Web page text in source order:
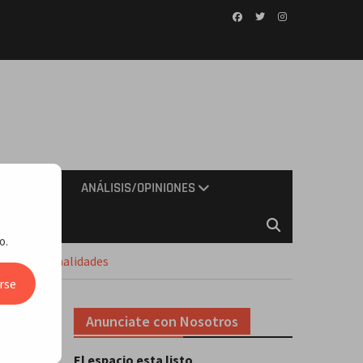
ANÁLISIS/OPINIONES
y Personalidades
Anunciate con Nosotros
El espacio esta listo